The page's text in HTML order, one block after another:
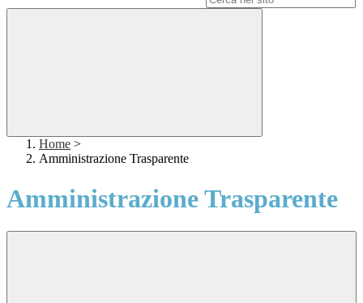
Home >
Amministrazione Trasparente
Amministrazione Trasparente